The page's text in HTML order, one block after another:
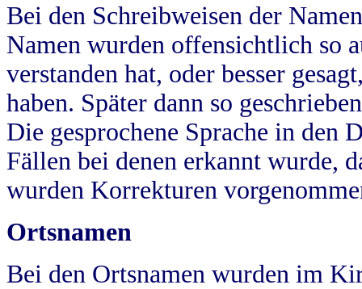
Bei den Schreibweisen der
Namen wurden offensichtlich so
verstanden hat, oder besser
haben. Später dann so
Die gesprochene Sprache in
Fällen bei denen erkannt wurde,
wurden Korrekturen
Ortsnamen
Bei den Ortsnamen wurden im